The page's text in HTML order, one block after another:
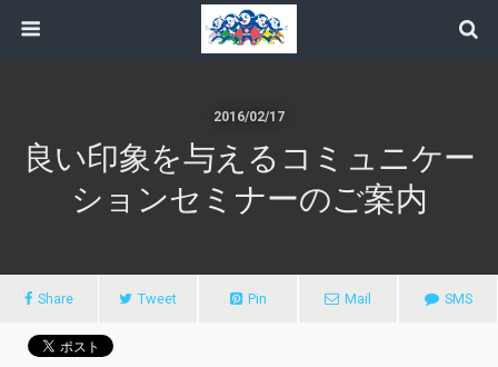
2016/02/17
良い印象を与えるコミュニケー
ションセミナーのご案内
Share Tweet Pin Mail SMS